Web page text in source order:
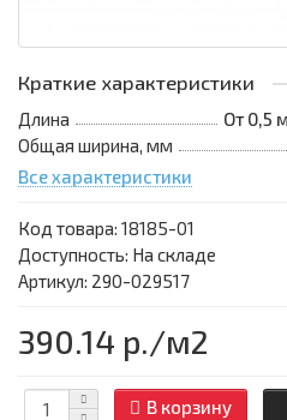
Краткие характеристики
Длина
От 0,5
Общая ширина, мм
Все характеристики
Код товара: 18185-01
Доступность: На складе
Артикул: 290-029517
390.14 р./м2
В корзину